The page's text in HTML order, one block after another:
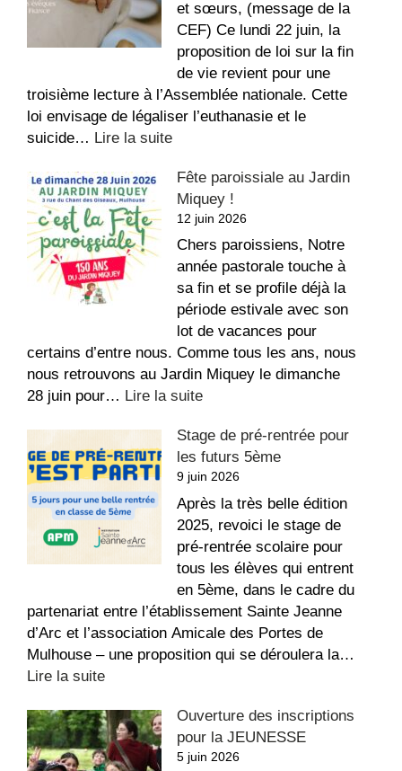
été
!
et sœurs, (message de la
CEF) Ce lundi 22 juin, la
proposition de loi sur la fin
de vie revient pour une
troisième lecture à l’Assemblée nationale. Cette
loi envisage de légaliser l’euthanasie et le
suicide… Lire la suite:
des
Évêques
de
France
–
Fin
de
vie
Fête paroissiale au Jardin
Miquey !
12 juin 2026
Chers paroissiens, Notre
année pastorale touche à
sa fin et se profile déjà la
période estivale avec son
lot de vacances pour
certains d’entre nous. Comme tous les ans, nous
nous retrouvons au Jardin Miquey le dimanche
28 juin pour… Lire la suite:
paroissiale
au
Jardin
Miquey
!
Stage de pré-rentrée pour
les futurs 5ème
9 juin 2026
Après la très belle édition
2025, revoici le stage de
pré-rentrée scolaire pour
tous les élèves qui entrent
en 5ème, dans le cadre du
partenariat entre l’établissement Sainte Jeanne
d’Arc et l’association Amicale des Portes de
Mulhouse – une proposition qui se déroulera la…
Lire la suite:
de
pré-
rentrée
Ouverture des inscriptions
pour la JEUNESSE
5 juin 2026